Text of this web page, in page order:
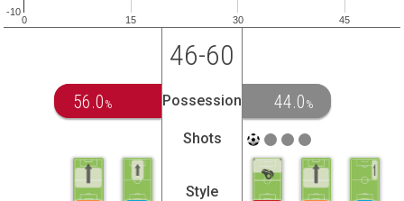
0 15 30 45
-10
46-60
56.0 % Possession 44.0 %
Shots
Style